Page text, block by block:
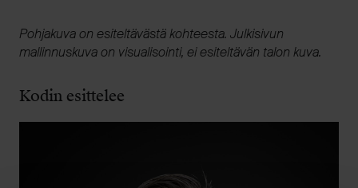
Pohjakuva on esiteltävästä kohteesta. Julkisivun
mallinnuskuva on visualisointi, ei esiteltävän talon kuva.
Kodin esittelee